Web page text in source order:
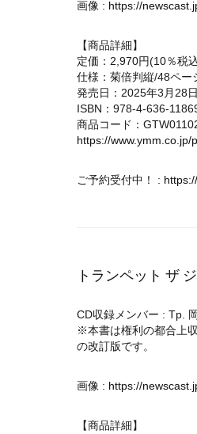
画像 : https://
【商品詳細】
定価：2,970円(10％税
仕様：菊倍判縦/48ペー
発売日：2025年3月28日
ISBN：978-4-636-
商品コード：
https://www.ymm.co.jp/
ご予約受付中！ :
トランペット ザ
CD収録メンバー : Tp.
※本書は権利の都合上
の改訂版です。
画像 : https://
【商品詳細】